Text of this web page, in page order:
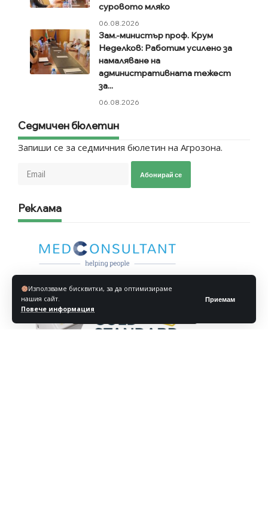
Използваме бисквитки, за да оптимизираме
нашия сайт.
Повече информация
Приемам
суровото мляко
06.08.2026
Зам.-министър проф. Крум
Неделков: Работим усилено за
намаляване на
административната тежест
за...
06.08.2026
Седмичен бюлетин
Запиши се за седмичния бюлетин на Агрозона.
Абонирай се
Реклама